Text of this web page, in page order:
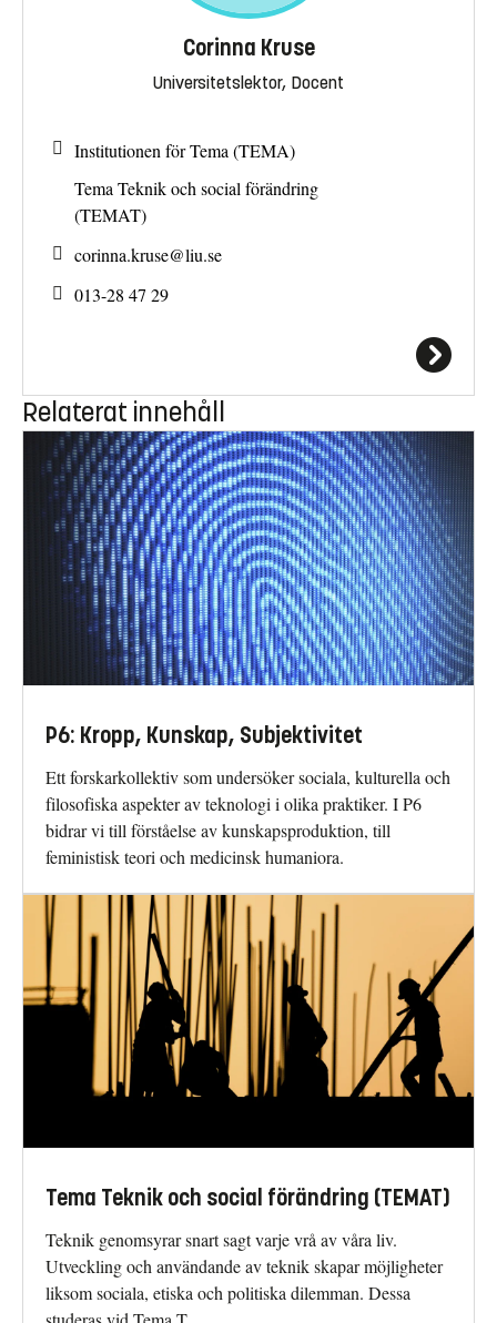
Corinna Kruse
Universitetslektor, Docent
Institutionen för Tema (TEMA)
Tema Teknik och social förändring
(TEMAT)
corinna.kruse@liu.se
013-28 47 29
Relaterat innehåll
P6: Kropp, Kunskap, Subjektivitet
Ett forskarkollektiv som undersöker sociala, kulturella och
filosofiska aspekter av teknologi i olika praktiker. I P6
bidrar vi till förståelse av kunskapsproduktion, till
feministisk teori och medicinsk humaniora.
Tema Teknik och social förändring (TEMAT)
Teknik genomsyrar snart sagt varje vrå av våra liv.
Utveckling och användande av teknik skapar möjligheter
liksom sociala, etiska och politiska dilemman. Dessa